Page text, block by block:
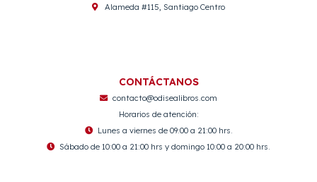
Alameda #115, Santiago Centro
CONTÁCTANOS
contacto@odisealibros.com
Horarios de atención:
Lunes a viernes de 09:00 a 21:00 hrs.
Sábado de 10:00 a 21:00 hrs y domingo 10:00 a 20:00 hrs.